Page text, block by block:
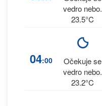
vedro nebo.
23.5°C
04:00
Očekuje se
vedro nebo.
23.2°C